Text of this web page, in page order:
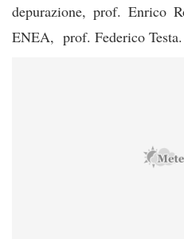
depurazione, prof. Enrico
ENEA, prof. Federico Testa.